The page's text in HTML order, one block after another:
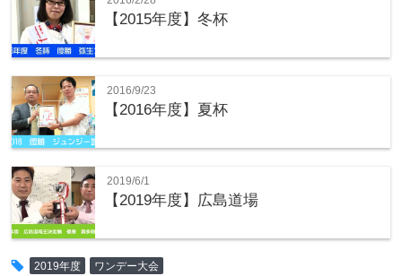
【2015年度】冬杯
2016/9/23
【2016年度】夏杯
2019/6/1
【2019年度】広島道場
tag 2019年度 ワンデー大会